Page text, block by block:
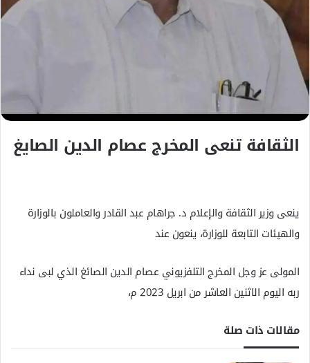
الثقافة تنعى المخرج عصام الدين الصايغ
ينعى وزير الثقافة والإعلام د. جراهام عبد القادر والعاملون بالوزارة
والهيئات التابعة للوزارة، ينعون عند
المولى عز وجل المخرج التلفزيوني عصام الدين الصائغ الذي لبى نداء
ربه اليوم الاثنين العاشر من ابريل 2023 م،
مقالات ذات صلة